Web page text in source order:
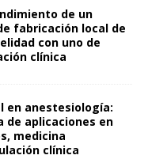
de un
fabricación local de
con uno de
clínica
en anestesiología:
de aplicaciones en
medicina
clínica